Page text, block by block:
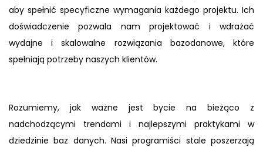
aby spełnić specyficzne wymagania każdego projektu. Ich
doświadczenie pozwala nam projektować i wdrażać
wydajne i skalowalne rozwiązania bazodanowe, które
spełniają potrzeby naszych klientów.
Rozumiemy, jak ważne jest bycie na bieżąco z
nadchodzącymi trendami i najlepszymi praktykami w
dziedzinie baz danych. Nasi programiści stale poszerzają